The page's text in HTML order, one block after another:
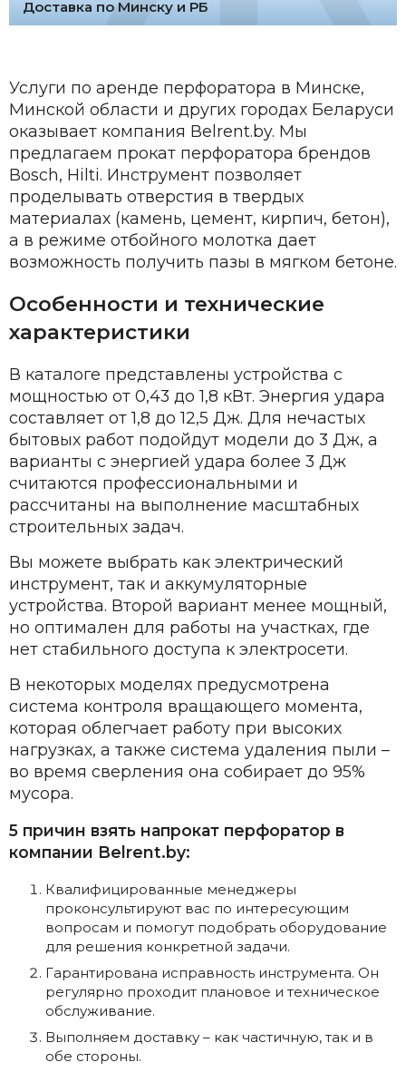
Доставка по Минску и РБ
Услуги по аренде перфоратора в Минске,
Минской области и других городах Беларуси
оказывает компания Belrent.by. Мы
предлагаем прокат перфоратора брендов
Bosch, Hilti. Инструмент позволяет
проделывать отверстия в твердых
материалах (камень, цемент, кирпич, бетон),
а в режиме отбойного молотка дает
возможность получить пазы в мягком бетоне.
Особенности и технические
характеристики
В каталоге представлены устройства с
мощностью от 0,43 до 1,8 кВт. Энергия удара
составляет от 1,8 до 12,5 Дж. Для нечастых
бытовых работ подойдут модели до 3 Дж, а
варианты с энергией удара более 3 Дж
считаются профессиональными и
рассчитаны на выполнение масштабных
строительных задач.
Вы можете выбрать как электрический
инструмент, так и аккумуляторные
устройства. Второй вариант менее мощный,
но оптимален для работы на участках, где
нет стабильного доступа к электросети.
В некоторых моделях предусмотрена
система контроля вращающего момента,
которая облегчает работу при высоких
нагрузках, а также система удаления пыли –
во время сверления она собирает до 95%
мусора.
5 причин взять напрокат перфоратор в
компании Belrent.by:
Квалифицированные менеджеры
проконсультируют вас по интересующим
вопросам и помогут подобрать оборудование
для решения конкретной задачи.
Гарантирована исправность инструмента. Он
регулярно проходит плановое и техническое
обслуживание.
Выполняем доставку – как частичную, так и в
обе стороны.